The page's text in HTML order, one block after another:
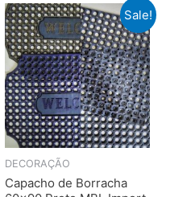
Sale!
DECORAÇÃO
Capacho de Borracha